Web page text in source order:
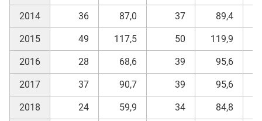
2014 36 87,0 37 89,4
2015 49 117,5 50 119,9
2016 28 68,6 39 95,6
2017 37 90,7 39 95,6
2018 24 59,9 34 84,8